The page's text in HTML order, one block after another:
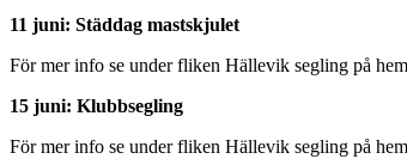
11 juni: Städdag mastskjulet
För mer info se under fliken Hällevik segling på
15 juni: Klubbsegling
För mer info se under fliken Hällevik segling på